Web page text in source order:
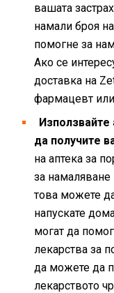
вашата
намали броя
помогне за
Ако се
доставка на
фармацевт или
Използвайте
да получите
на аптека за
за намаляване
това можете
напускате
могат да
лекарства за
да можете да
лекарството